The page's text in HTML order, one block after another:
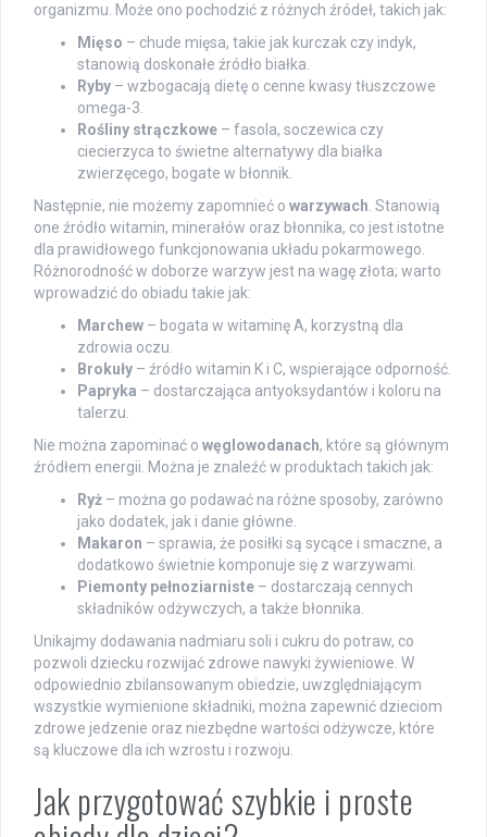
organizmu. Może ono pochodzić z różnych źródeł, takich jak:
Mięso – chude mięsa, takie jak kurczak czy indyk,
stanowią doskonałe źródło białka.
Ryby – wzbogacają dietę o cenne kwasy tłuszczowe
omega-3.
Rośliny strączkowe – fasola, soczewica czy
ciecierzyca to świetne alternatywy dla białka
zwierzęcego, bogate w błonnik.
Następnie, nie możemy zapomnieć o warzywach. Stanowią
one źródło witamin, minerałów oraz błonnika, co jest istotne
dla prawidłowego funkcjonowania układu pokarmowego.
Różnorodność w doborze warzyw jest na wagę złota; warto
wprowadzić do obiadu takie jak:
Marchew – bogata w witaminę A, korzystną dla
zdrowia oczu.
Brokuły – źródło witamin K i C, wspierające odporność.
Papryka – dostarczająca antyoksydantów i koloru na
talerzu.
Nie można zapominać o węglowodanach, które są głównym
źródłem energii. Można je znaleźć w produktach takich jak:
Ryż – można go podawać na różne sposoby, zarówno
jako dodatek, jak i danie główne.
Makaron – sprawia, że posiłki są sycące i smaczne, a
dodatkowo świetnie komponuje się z warzywami.
Piemonty pełnoziarniste – dostarczają cennych
składników odżywczych, a także błonnika.
Unikajmy dodawania nadmiaru soli i cukru do potraw, co
pozwoli dziecku rozwijać zdrowe nawyki żywieniowe. W
odpowiednio zbilansowanym obiedzie, uwzględniającym
wszystkie wymienione składniki, można zapewnić dzieciom
zdrowe jedzenie oraz niezbędne wartości odżywcze, które
są kluczowe dla ich wzrostu i rozwoju.
Jak przygotować szybkie i proste